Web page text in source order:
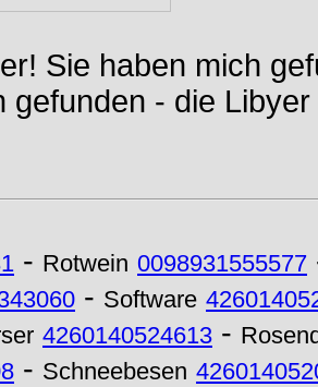
Sie haben mich
gefunden - die
- Rotwein 0098931555577
- Software
4260140524613 -
- Schneebesen